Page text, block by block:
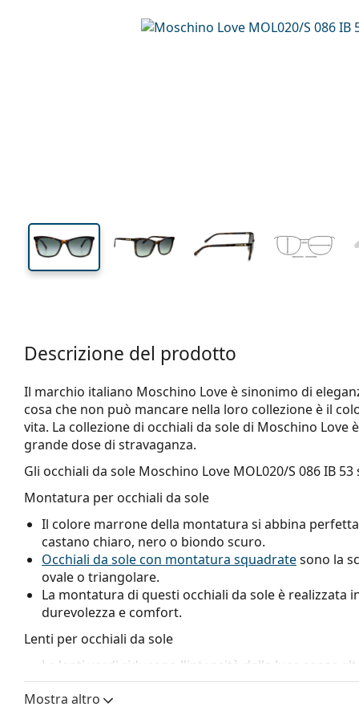
Descrizione del prodotto
Il marchio italiano Moschino Love è sinonimo di
cosa che non può mancare nella loro collezione è il
vita. La collezione di occhiali da sole di Moschino
grande dose di stravaganza.
Gli occhiali da sole Moschino Love MOL020/S 086 IB 53
Montatura per occhiali da sole
Il colore marrone della montatura si abbina
castano chiaro, nero o biondo scuro.
Occhiali da sole con montatura squadratesono la
ovale o triangolare.
La montatura di questi occhiali da sole è realizzata
durevolezza e comfort.
Lenti per occhiali da sole
Le lenti verdi riducono l'intensità della luce senza
Gliocchiali da sole montano lenti sfumatedall'alto
la parte più chiara. La colorazione più scura in alto
Mostra altro